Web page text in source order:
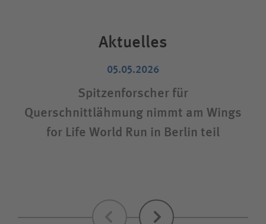
Aktuelles
05.05.2026
Spitzenforscher für
Querschnittlähmung nimmt am Wings
for Life World Run in Berlin teil
Zurück Weiter